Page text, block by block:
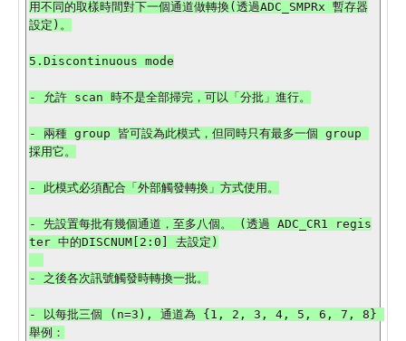
用不同的取樣時間對下一個通道做轉換(透過ADC_SMPRx 暫存器
設定)。
5.Discontinuous mode
- 允許 scan 時不是全部掃完，可以「分批」進行。
- 兩種 group 皆可設為此模式，但同時只有最多一個 group
採用它。
- 此模式必須配合「外部觸發轉換」方式使用。
- 先設置每批有幾個通道，至多八個。 (透過 ADC_CR1 regis
ter 中的DISCNUM[2:0] 去設定)
- 之後各次訊號觸發時轉換一批。
- 以每批三個 (n=3), 通道為 {1, 2, 3, 4, 5, 6, 7, 8}
舉例：